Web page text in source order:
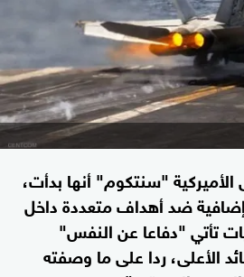
"سنتكوم" أنها بدأت،
إضافية ضد أهداف متعددة داخل
تأتي "دفاعا عن النفس"
الأعلى، ردا على ما وصفته